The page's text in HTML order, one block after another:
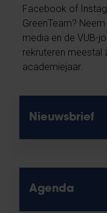
Facebook of
GreenTeam?
media en de VUB-
rekruteren meestal
academiejaar.
Nieuwsbrief
Agenda